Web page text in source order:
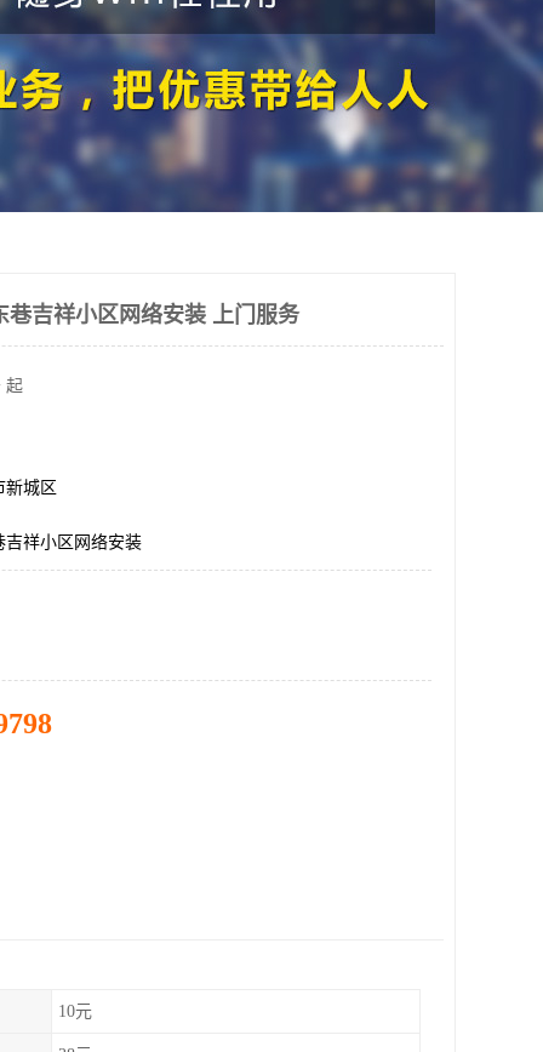
巷吉祥小区网络安装 上门服务
起
新城区
吉祥小区网络安装
10元